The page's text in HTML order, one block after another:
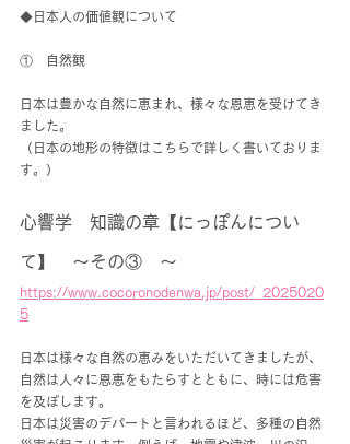
◆日本人の価値観について
①　自然観
日本は豊かな自然に恵まれ、様々な恩恵 を受けてき
ました。
（日本の地形の特徴はこちらで詳しく書いておりま
す。）
心響学　知識の章【にっぽんについ
て】　～その③　～
https://www.cocoronodenwa.jp/post/_2025020
5
日本は様々な自然の恵みをいただいてきましたが、
自然は人々に恩恵をもたらすとともに、時には危害
を及ぼします。
日本は災害のデパートと言われるほど、多種の自然